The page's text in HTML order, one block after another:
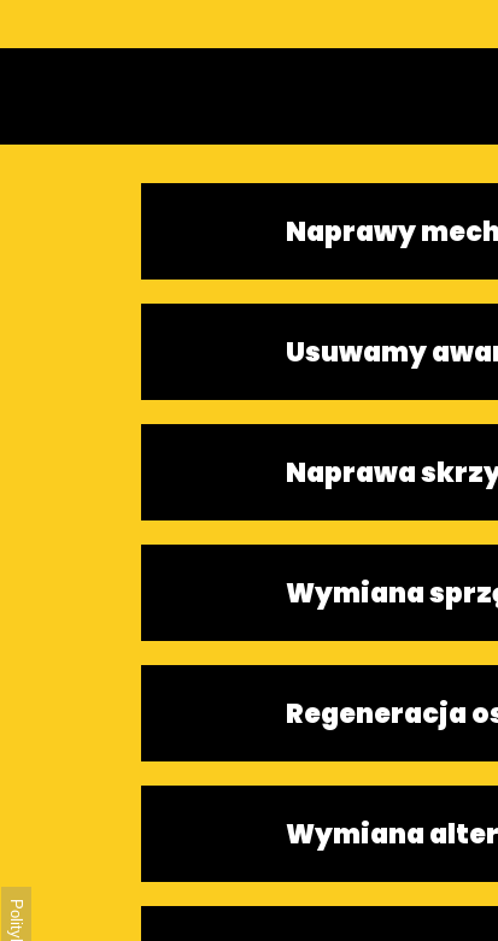
Naprawy
Usuwamy
Naprawa
Wymiana
Regeneracja
Wymiana